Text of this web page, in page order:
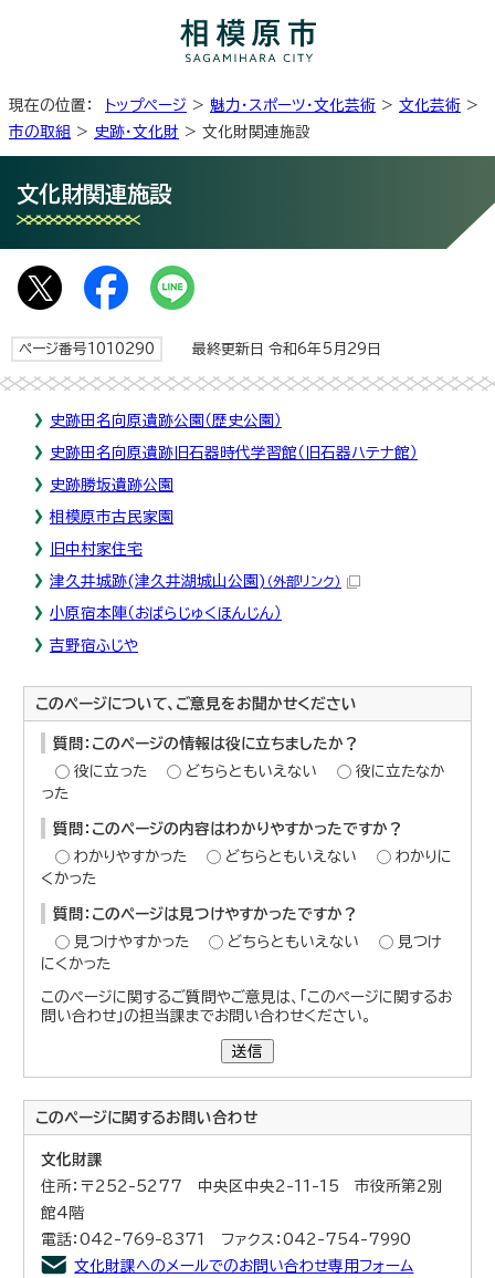
現在の位置： トップページ > 魅力・スポーツ・文化芸術 > 文化芸術 >
市の取組 > 史跡・文化財 > 文化財関連施設
文化財関連施設
ページ番号1010290 最終更新日 令和6年5月29日
史跡田名向原遺跡公園（歴史公園）
史跡田名向原遺跡旧石器時代学習館（旧石器ハテナ館）
史跡勝坂遺跡公園
相模原市古民家園
旧中村家住宅
津久井城跡(津久井湖城山公園) （外部リンク）
小原宿本陣（おばらじゅくほんじん）
吉野宿ふじや
このページについて、ご意見をお聞かせください
質問：このページの情報は役に立ちましたか？
役に立った
どちらともいえない
役に立たなか
った
質問：このページの内容はわかりやすかったですか？
わかりやすかった
どちらともいえない
わかりに
くかった
質問：このページは見つけやすかったですか？
見つけやすかった
どちらともいえない
見つけ
にくかった
このページに関するご質問やご意見は、「このページに関するお
問い合わせ」の担当課までお問い合わせください。
送信
このページに関するお問い合わせ
文化財課
住所：〒252-5277 中央区中央2-11-15 市役所第2別
館4階
電話：042-769-8371 ファクス：042-754-7990
文化財課へのメールでのお問い合わせ専用フォーム